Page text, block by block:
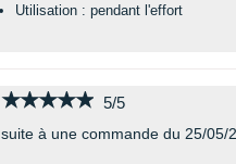
Utilisation : pendant l'effort
★★★★★
★★★★★ 5/5
suite à une commande du 25/05/